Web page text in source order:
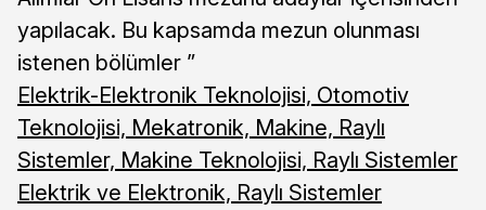
yapılacak. Bu kapsamda mezun olunması
istenen bölümler ”
Elektrik-Elektronik Teknolojisi, Otomotiv
Teknolojisi, Mekatronik, Makine, Raylı
Sistemler, Makine Teknolojisi, Raylı Sistemler
Elektrik ve Elektronik, Raylı Sistemler